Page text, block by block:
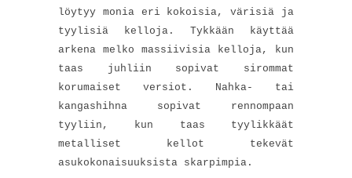
löytyy monia eri kokoisia, värisiä ja
tyylisiä kelloja. Tykkään käyttää
arkena melko massiivisia kelloja, kun
taas juhliin sopivat sirommat
korumaiset versiot. Nahka- tai
kangashihna sopivat rennompaan
tyyliin, kun taas tyylikkäät
metalliset kellot tekevät
asukokonaisuuksista skarpimpia.